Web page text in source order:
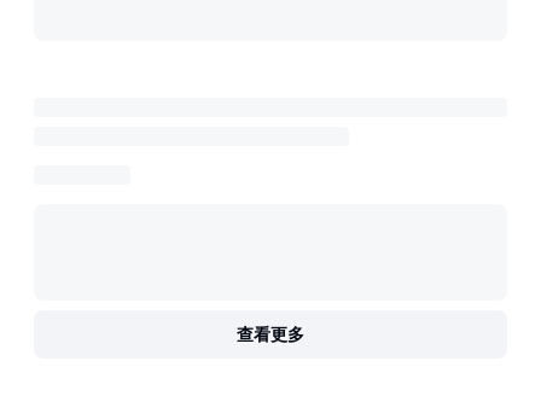
查看更多